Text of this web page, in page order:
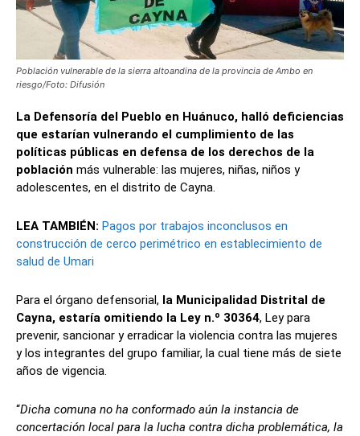
Población vulnerable de la sierra altoandina de la provincia de Ambo en
riesgo/Foto: Difusión
La Defensoría del Pueblo en Huánuco, halló deficiencias
que estarían vulnerando el cumplimiento de las
políticas públicas en defensa de los derechos de la
población más vulnerable: las mujeres, niñas, niños y
adolescentes, en el distrito de Cayna.
LEA TAMBIÉN: Pagos por trabajos inconclusos en
construcción de cerco perimétrico en establecimiento de
salud de Umari
Para el órgano defensorial, la Municipalidad Distrital de
Cayna, estaría omitiendo la Ley n.º 30364, Ley para
prevenir, sancionar y erradicar la violencia contra las mujeres
y los integrantes del grupo familiar, la cual tiene más de siete
años de vigencia.
“Dicha comuna no ha conformado aún la instancia de
concertación local para la lucha contra dicha problemática, la